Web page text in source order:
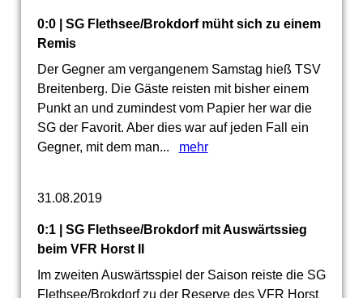
0:0 | SG Flethsee/Brokdorf müht sich zu einem
Remis
Der Gegner am vergangenem Samstag hieß TSV
Breitenberg. Die Gäste reisten mit bisher einem
Punkt an und zumindest vom Papier her war die
SG der Favorit. Aber dies war auf jeden Fall ein
Gegner, mit dem man... mehr
31.08.2019
0:1 | SG Flethsee/Brokdorf mit Auswärtssieg
beim VFR Horst II
Im zweiten Auswärtsspiel der Saison reiste die SG
Flethsee/Brokdorf zu der Reserve des VFR Horst